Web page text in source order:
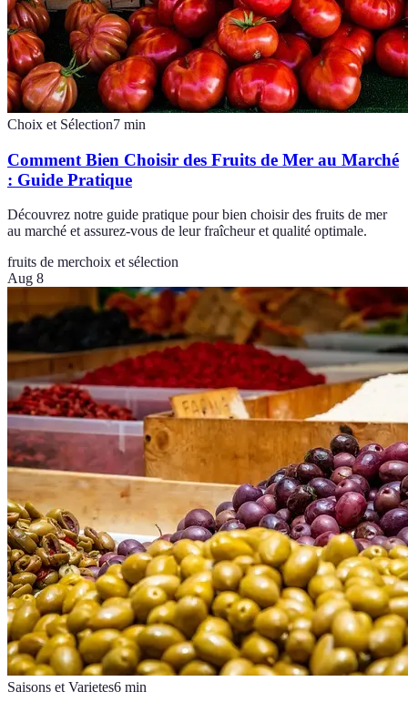
Choix et Sélection7 min
Comment Bien Choisir des Fruits de Mer au Marché
: Guide Pratique
Découvrez notre guide pratique pour bien choisir des fruits de mer
au marché et assurez-vous de leur fraîcheur et qualité optimale.
fruits de merchoix et sélection
Aug 8
Saisons et Varietes6 min